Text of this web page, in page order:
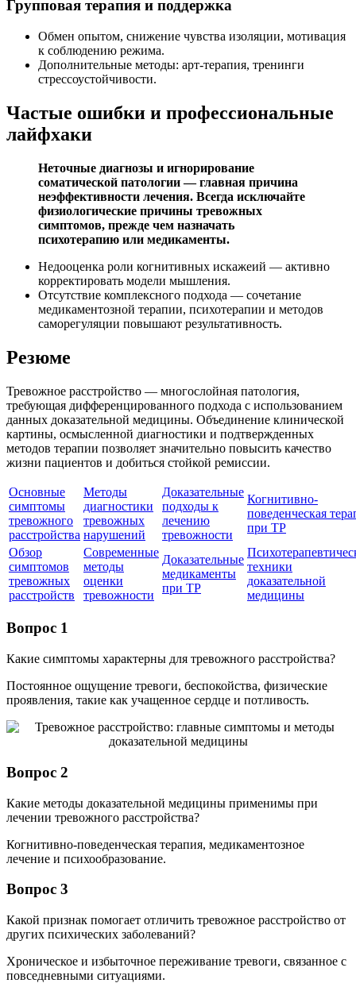
Групповая терапия и поддержка
Обмен опытом, снижение чувства изоляции, мотивация
к соблюдению режима.
Дополнительные методы: арт-терапия, тренинги
стрессоустойчивости.
Частые ошибки и профессиональные
лайфхаки
Неточные диагнозы и игнорирование
соматической патологии — главная причина
неэффективности лечения. Всегда исключайте
физиологические причины тревожных
симптомов, прежде чем назначать
психотерапию или медикаменты.
Недооценка роли когнитивных искажеий — активно
корректировать модели мышления.
Отсутствие комплексного подхода — сочетание
медикаментозной терапии, психотерапии и методов
саморегуляции повышают результативность.
Резюме
Тревожное расстройство — многослойная патология,
требующая дифференцированного подхода с использованием
данных доказательной медицины. Объединение клинической
картины, осмысленной диагностики и подтвержденных
методов терапии позволяет значительно повысить качество
жизни пациентов и добиться стойкой ремиссии.
Основные
симптомы
тревожного
расстройства
Методы
диагностики
тревожных
нарушений
Доказательные
подходы к
лечению
тревожности
Когнитивно-
поведенческая
при ТР
Обзор
симптомов
тревожных
расстройств
Современные
методы
оценки
тревожности
Доказательные
медикаменты
при ТР
техники
доказательной
медицины
Вопрос 1
Какие симптомы характерны для тревожного расстройства?
Постоянное ощущение тревоги, беспокойства, физические
проявления, такие как учащенное сердце и потливость.
Вопрос 2
Какие методы доказательной медицины применимы при
лечении тревожного расстройства?
Когнитивно-поведенческая терапия, медикаментозное
лечение и психообразование.
Вопрос 3
Какой признак помогает отличить тревожное расстройство от
других психических заболеваний?
Хроническое и избыточное переживание тревоги, связанное с
повседневными ситуациями.